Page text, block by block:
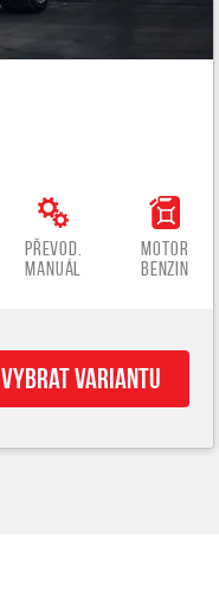
Převod.
manuál
Motor
benzin
Vybrat variantu